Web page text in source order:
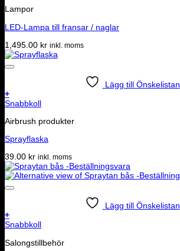
Lampor
LED-Lampa till fransar / naglar
1,495.00 kr inkl. moms
Lägg till Önskelistan
+
Snabbkoll
Airbrush produkter
Sprayflaska
39.00 kr inkl. moms
Lägg till Önskelistan
+
Snabbkoll
Salongstillbehör